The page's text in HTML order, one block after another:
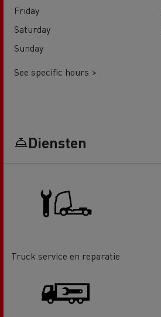
Friday
Saturday
Sunday
See specific hours >
Diensten
Truck service en reparatie